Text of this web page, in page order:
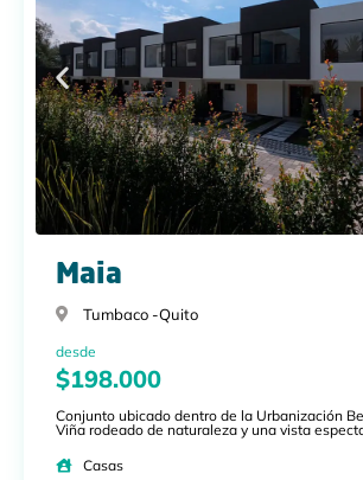
Maia
Tumbaco -Quito
desde
$198.000
Conjunto ubicado dentro de la Urbanización
Viña rodeado de naturaleza y una vista
Casas